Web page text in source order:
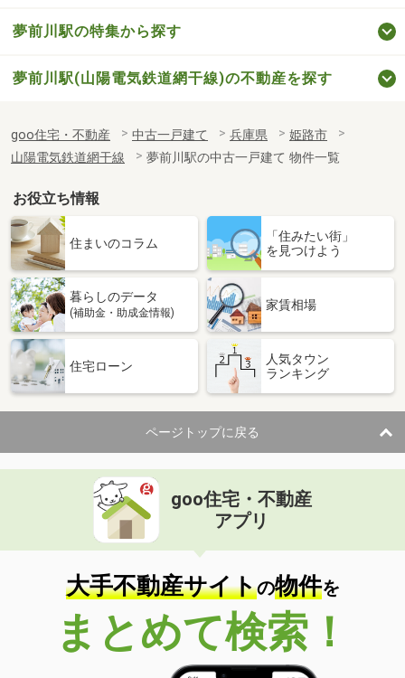
夢前川駅の特集から探す
夢前川駅(山陽電気鉄道網干線)の不動産を探す
goo住宅・不動産 中古一戸建て 兵庫県
姫路市
山陽電気鉄道網干線
夢前川駅の中古一戸建て 物件一覧
お役立ち情報
住まいのコラム
「住みたい街」
を見つけよう
暮らしのデータ
(補助金・助成金情報)
家賃相場
住宅ローン
人気タウン
ランキング
ページトップに戻る
goo住宅・不動産
アプリ
大手不動産サイトの物件を
まとめて検索！